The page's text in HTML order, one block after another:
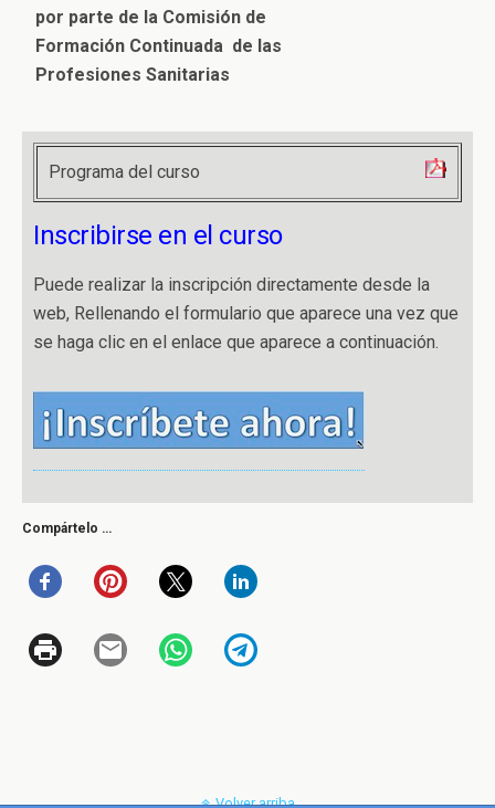
por parte de la Comisión de
Formación Continuada de las
Profesiones Sanitarias
Programa del curso
Inscribirse en el curso
Puede realizar la inscripción directamente desde la
web, Rellenando el formulario que aparece una vez que
se haga clic en el enlace que aparece a continuación.
Compártelo …
Volver arriba